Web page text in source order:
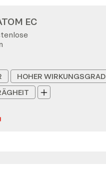
EC
HOHER WIRKUNGSGRAD